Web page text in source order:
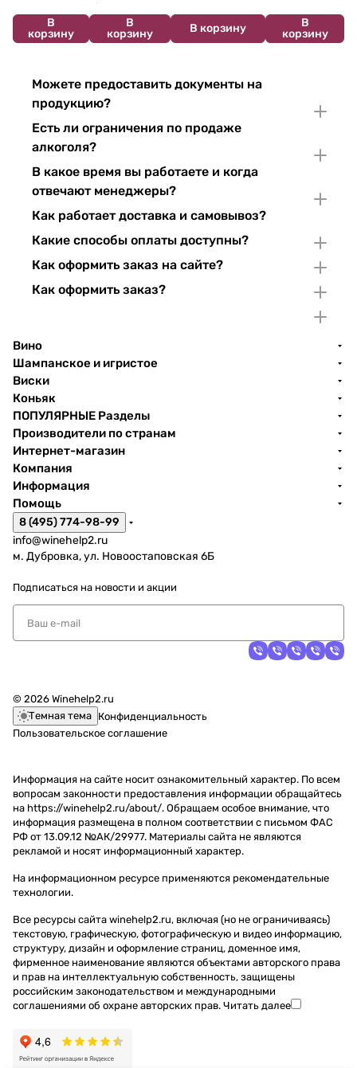
В
корзину
В
корзину
В корзину
В
корзину
Можете предоставить документы на
продукцию?
Есть ли ограничения по продаже
алкоголя?
В какое время вы работаете и когда
отвечают менеджеры?
Как работает доставка и самовывоз?
Какие способы оплаты доступны?
Как оформить заказ на сайте?
Как оформить заказ?
Вино
Шампанское и игристое
Виски
Коньяк
ПОПУЛЯРНЫЕ Разделы
Производители по странам
Интернет-магазин
Компания
Информация
Помощь
8 (495) 774-98-99
info@winehelp2.ru
м. Дубровка, ул. Новоостаповская 6Б
Подписаться на новости и акции
© 2026 Winehelp2.ru
Темная тема Конфиденциальность
Пользовательское соглашение
Информация на сайте носит ознакомительный характер. По всем
вопросам законности предоставления информации обращайтесь
на https://winehelp2.ru/about/. Обращаем особое внимание, что
информация размещена в полном соответствии с письмом ФАС
РФ от 13.09.12 №АК/29977. Материалы сайта не являются
рекламой и носят информационный характер.
На информационном ресурсе применяются рекомендательные
технологии.
Все ресурсы сайта winehelp2.ru, включая (но не ограничиваясь)
текстовую, графическую, фотографическую и видео информацию,
структуру, дизайн и оформление страниц, доменное имя,
фирменное наименование являются объектами авторского права
и прав на интеллектуальную собственность, защищены
российским законодательством и международными
соглашениями об охране авторских прав. Читать далее